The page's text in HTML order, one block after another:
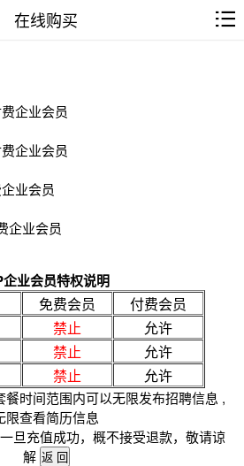
在线购买
企业会员
企业会员
业会员
企业会员
企业会员特权说明
免费会员
付费会员
禁止
允许
禁止
允许
禁止 允许
时间范围内可以无限发布招聘信息 ,
限查看简历信息
旦充值成功，概不接受退款，敬请谅
解